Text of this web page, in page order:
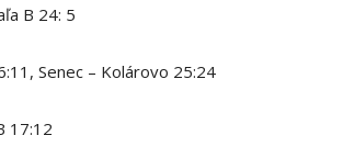
B 24: 5
Senec – Kolárovo 25:24
17:12